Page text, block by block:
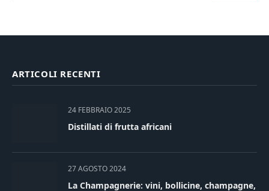
ARTICOLI RECENTI
24 FEBBRAIO 2025
Distillati di frutta africani
27 AGOSTO 2024
La Champagnerie: vini, bollicine, champagne,